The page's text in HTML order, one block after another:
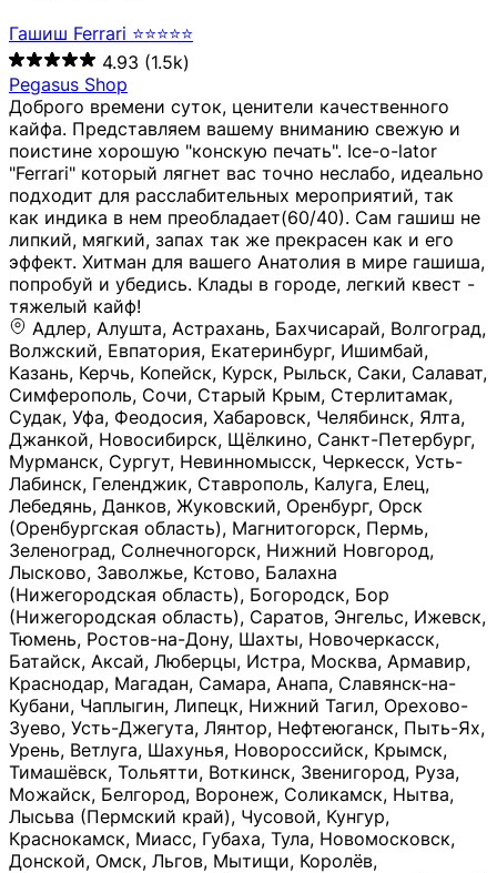
Гашиш Ferrari ⭐⭐⭐⭐⭐
4.93 (1.5k)
Pegasus Shop
Доброго времени суток, ценители качественного
кайфа. Представляем вашему вниманию свежую и
поистине хорошую "конскую печать". Ice-o-lator
"Ferrari" который лягнет вас точно неслабо, идеально
подходит для расслабительных мероприятий, так
как индика в нем преобладает(60/40). Сам гашиш не
липкий, мягкий, запах так же прекрасен как и его
эффект. Хитман для вашего Анатолия в мире гашиша,
попробуй и убедись. Клады в городе, легкий квест -
тяжелый кайф!
Адлер, Алушта, Астрахань, Бахчисарай, Волгоград, Волжский, Евпатория, Екатеринбург, Ишимбай, Казань, Керчь, Копейск, Курск, Рыльск, Саки, Салават, Симферополь, Сочи, Старый Крым, Стерлитамак, Судак, Уфа, Феодосия, Хабаровск, Челябинск, Ялта, Джанкой, Новосибирск, Щёлкино, Санкт-Петербург, Мурманск, Сургут, Невинномысск, Черкесск, Усть-Лабинск, Геленджик, Ставрополь, Калуга, Елец, Лебедянь, Данков, Жуковский, Оренбург, Орск (Оренбургская область), Магнитогорск, Пермь, Зеленоград, Солнечногорск, Нижний Новгород, Лысково, Заволжье, Кстово, Балахна (Нижегородская область), Богородск, Бор (Нижегородская область), Саратов, Энгельс, Ижевск, Тюмень, Ростов-на-Дону, Шахты, Новочеркасск, Батайск, Аксай, Люберцы, Истра, Москва, Армавир, Краснодар, Магадан, Самара, Анапа, Славянск-на-Кубани, Чаплыгин, Липецк, Нижний Тагил, Орехово-Зуево, Усть-Джегута, Лянтор, Нефтеюганск, Пыть-Ях, Урень, Ветлуга, Шахунья, Новороссийск, Крымск, Тимашёвск, Тольятти, Воткинск, Звенигород, Руза, Можайск, Белгород, Воронеж, Соликамск, Нытва, Лысьва (Пермский край), Чусовой, Кунгур, Краснокамск, Миасс, Губаха, Тула, Новомосковск, Донской, Омск, Льгов, Мытищи, Королёв, Ивантеевка, Балашиха, Семилуки, Кудымкар, Старый Оскол, Оса (Пермский край), Одинцово (Московская область), Ханты-Мансийск, Лабинск, Темрюк, Курганинск, Белореченск (Краснодарский край), Алупкa, Губкин, Рязань, Калининград, Усть-Илимск, Фрязино, Минеральные Воды, Пятигорск, Кострома, Ярославль, Коркино, Верхняя Пышма, Подольск, Красноярск, Смоленск, Долгопрудный, Чебоксары, Калачинск, Канск, Киров (Кировская область), Вологда, Рославль, Владивосток, Обнинск, Балабаново (Калужская область), Малоярославец, Брянск, Видное, Ярцево, Вязьма, Гагарин, Приволжск, Фурманов, Чайковский, Кинешма, Горячий Ключ, Улан-Удэ, Туймазы, Дюртюли, Альметьевск, Нефтекамск, Хадыженск, Апшеронск, Майкоп, Уссурийск, Ульяновск, Гатчина, Луга (Ленинградская область), Надым, Ногинск, Электросталь, Железнодорожный (Московская область), Бутурлиновка, Кириллов, Краснознаменск (Калиниградская область), Мышкин, Томмот, Холм, Абакан, Абдулино, Агидель, Агрыз, Адыгейск, Азнакаево, Алатырь, Алдан, Алейск, Александров, Александровск, Алексеевка (Белгородская обл.), Алексин, Амурск, Анадырь, Ангарск, Андреаполь, Анжеро-Судженск, Анива, Апатиты, Арамиль, Ардон, Арзамас, Аркадак, Арсеньев, Артём, Артёмовский, Архангельск, Асбест, Асино, Аткарск, Ахтубинск, Аша, Бабаево (Вологодская область), Бавлы (Республика Татарстан), Байкальск, Бакал, Баксан, Балаклава, Балаково (Саратовская область), Балашов (Саратовская область), Балтийск, Барабинск, Барнаул, Барыш (Ульяновская область), Бежецк, Белая Калитва (Ростовская область), Белебей, Белогорск (Крым), Белозерск, Белокуриха, Беломорск, Белоозёрский (Московская область), Белорецк (Республика Башкортостан), Кызыл, Белоярский (Ханты-Мансийский АО), Бердск, Березники (Пермский край), Берёзовский (Кемеровская область), Берёзовский (Свердловская область), Беслан, Бийск, Бикин, Билибино, Биробиджан, Благовещенск (Амурская область), Благовещенск (Башкортостан), Бобров, Богородицк, Боготол, Богучар, Бокситогорск (Ленинградская область), Бологое (Тверская область), Болхов, Большой Камень (Приморский край), Борисоглебск (Воронежская область), Боровичи (Новгородская область), Боровск, Бородино, Братск, Бронницы (Московская область), Бугульма (Республика Татарстан), Бугуруслан (Оренбургская область), Буинск, Буй, Буйнакск, Валдай, Валуйки, Велиж, Великие Луки, Великий Новгород, Великий Устюг, Вельск, Венёв, Верещагино, Верхнеуральск, Верхний Уфалей, Верхняя Салда, Верхняя Тура, Весьегонск, Вилючинск, Вихоревка, Вичуга, Владикавказ, Волгодонск, Волгореченск, Володарск, Волосово, Волчанск, Вольск, Воркута, Ворсма, Всеволожск (Ленинградская область), Вуктыл, Выкса, Высоковск, Высоцк, Вытегра, Вышний Волочёк, Вяземский, Вязники, Вятские Поляны, Нея, Шилка, Гаврилов Посад, Гаврилов-Ям, Гай, Галич, Гдов, Голицыно, Горно-Алтайск, Горнозаводск, Горняк, Городец, Гороховец, Гремячинск, Грозный, Грязи, Грязовец, Губкинский, Гуково, Гулькевичи, Гурьевск (Калининградская область), Гурьевск (Кемеровская область), Гусев, Гусь-Хрустальный, Давлеканово, Далматово, Дальнегорск, Дегтярск, Дедовск, Демидов, Дербент, Десногорск, Дзержинск, Дзержинский (Московская область), Дивногорск, Димитровград, Дмитровск, Дно, Добрянка, Долинск, Домодедово, Донецк (ДНР), Дорогобуж, Дрезна, Дубна, Дудинка, Духовщина, Дятьково, Егорьевск, Елабуга, Елизово, Ельня (Будет изменено название), Емва, Енисейск, Ермолино, Ершов, Ессентуки, Ефремов, Железноводск, Железногорск (Красноярский край), Железногорск (Курская область), Железногорск-Илимский, Жигулёвск, Жиздра, Жирновск, Жуков, Жуковка, Заводоуковск, Заволжск, Задонск, Заинск, Заозёрный, Заозёрск, Западная Двина, Заполярный, Зарайск, Заречный (Пензенская область), Заречный (Свердловская область), Заринск, Звенигово, Зверево, Зеленогорск ( Ленинградская обл. ), Зеленоградск, Зеленодольск, Зеленокумск, Зерноград, Зима, Змеиногорск, Зубцов, Ивангород, Иваново, Ивдель, Избербаш, Изобильный, Иланский, Инза, Инкерман, Инта, Ипатово, Искитим, Йошкар-Ола, Кадников, Калач, Калач-на-Дону, Калининск, Калтан, Калязин, Камбарка, Каменка (Пензенская область), Каменногорск (Ленинградская область), Каменск-Уральский, Каменск-Шахтинский, Камень-на-Оби, Камешково, Камышин, Канаш, Кандалакша, Карабаново, Карабаш, Карачаевск, Каргат, Каргополь, Карпинск, Карталы, Касимов, Касли, Каспийск, Катав-Ивановск, Катайск, Качканар, Кашин, Кашира, Кемерово, Кемь, Кизел, Кизилюрт, Кизляр, Кимовск, Кимры, Кингисепп, Кинель, Киреевск, Киренск, Киржач, Кириши, Кирово-Чепецк, Кировск (Ленинградская область), Кировск (Мурманская область), Кирсанов, Киселёвск, Кисловодск, Климовск, Клинцы, Княгинино, Ковдор, Ковров, Когалым, Козельск, Козьмодемьянск, Кола, Кологрив, Колпашево, Колпино, Кольчугино, Комсомольск, Комсомольск-на-Амуре, Конаково, Кондопога, Кондрово, Константиновск, Кораблино, Кореновск, Корсаков, Коряжма, Костерёво, Костомукша, Котельники, Котельниково, Котельнич, Котлас, Котовск, Кохма, Красноармейск (Московская область), Краснозаводск, Краснознаменск (Московская область), Краснокаменск, Краснослободск (Волгоградская область), Краснотурьинск, Красноуральск, Красный Сулин, Кремёнки, Кропоткин, Кубинка, Кувшиново (Тверская область), Кудрово, Кулебаки, Кумертау, Курлово, Куровское, Куртамыш, Курчатов, Куса, Кушва, Кыштым, Лабытнанги, Лагань, Лаишево (Республика Татарстан), Лакинск, Лангепас, Лахденпохья, Ленинск-Кузнецкий, Ленск (Республика Саха), Лермонтов (Ставропольский край), Лесозаводск (Приморский край), Лесосибирск, Ливны (Орловская область), Ликино-Дулёво, Липки (Тульская область), Лиски (Воронежская область), Лихославль, Лодейное Поле, Ломоносов (Санкт-Петербург), Лосино-Петровский, Лукоянов, Луховицы, Лыткарино, Любань (Ленинградская область), Любим, Людиново, Магас, Майский, Макаров, Малая Вишера, Малгобек, Мамадыш, Мамоново, Мантурово, Маркс, Махачкала, Мглин, Мегион, Медвежьегорск, Медногорск, Медынь, Меленки, Мелеуз, Менделеевск, Мещовск, Микунь, Миллерово, Минусинск, Миньяр, Мирный (Архангельская область), Мирный (Якутия), Михайловка (Город), Михайловск (Свердловская область), Михайловск (Ставропольский край), Могоча, Можга, Моздок, Мончегорск, Морозовск, Моршанск, Мосальск, Муравленко, Мурино, Муром, Мценск, Мыски, Набережные Челны, Навашино (Нижегородская область), Назарово (Красноярский край), Назрань, Нальчик, Наро-Фоминск, Нарткала, Нарьян-Мар, Находка, Невель (Псковская область), Невельск, Невьянск, Нелидово (Тверская область), Неман, Нерехта (Костромская область), Нерюнгри, Нестеров, Нефтегорск (Самарская область), Нефтекумск, Нижневартовск, Нижнекамск (Республика Татарстан), Нижнеудинск, Нижние Серги, Нижний Ломов, Нижняя Тура, Николаевск-на-Амуре, Никольск (Вологодская область), Никольск (Пензенская область), Новая Ладога, Новая Ляля, Новоалександровск, Новоалтайск, Нововоронеж, Новодвинск, Новозыбков, Новокубанск, Новокуйбышевск, Новомичуринск, Новопавловск, Новоржев, Новосокольники, Новотроицк, Новоульяновск, Новоуральск, Новохопёрск, Новочебоксарск, Новошахтинск, Новый Оскол, Новый Уренгой, Норильск, Нурлат, Нягань, Нязепетровск, Няндома, Облучье, Обоянь, Озёрск (Калининградская область), Озёрск (Челябинская область), Озёры, Октябрьск (Самарская область), Октябрьский (Башкортостан), Окуловка (Новгородская область), Оленегорск, Олонец, Онега, Опочка, Осинники, Осташков, Остров, Острогожск, Отрадный, Оха, Павлово, Павловск (Воронежская область), Павловск (Санкт-Петербург), Павловский Посад, Партизанск, Певек, Пенза, Первоуральск, Перевоз, Пересвет, Переславль-Залесский, Пестово (Новгородская область), Петрозаводск, Петропавловск-Камчатский, Печоры, Пикалёво, Пионерский, Питкяранта, Плавск, Плёс, Подпорожье, Покачи, Покров, Покровск, Полесск, Полысаево, Полярные Зори, Полярный, Поронайск, Порхов, Похвистнево, Почеп, Починок, Пошехонье, Правдинск, Приморск (Калининградская область), Приморско-Ахтарск, Приозерск, Прокопьевск, Протвино, Прохладный, Пугачёв, Пудож, Пустошка, Пушкино, Пущино, Пыталово, Радужный (Владимирская область), Радужный (Ханты-Мансийский АО), Райчихинск, Раменское, Рассказово, Ревда, Реж, Реутов, Родники, Россошь, Ростов (Ярославская обл.), Рошаль, Ртищево, Рубцовск, Рузаевка, Рыбинск, Рыбное, Ряжск, Салехард, Сальск, Саранск, Сарапул, Саров, Сасово, Сатка, Сафоново, Саяногорск, Саянск, Светлогорск, Светлоград, Светлый, Светогорск (Ленинградская область), Свободный, Себеж, Северобайкальск, Северодвинск, Североуральск, Сегежа, Семикаракорск, Сенгилей, Серафимович, Сергач, Сергиев Посад, Сердобск, Сертолово (Ленинградская область), Сестрорецк (Ленинградская область), Сибай, Скопин, Славгород, Сланцы, Слободской, Слюдянка, Собинка, Советск (Кировская область), Советск (Калининградская область), Советск (Тульская область), Советская Гавань, Советский (Ханты-Мансийский АО), Сокол (Вологодская область), Солигалич, Соль-Илецк, Сольцы, Сортавала, Сосенский, Сосновоборск, Сосновый Бор (Ленинградская область), Сосногорск, Спас-Клепики, Спасск-Рязанский, С